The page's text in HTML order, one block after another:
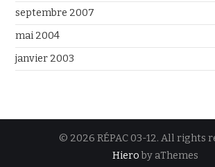
septembre 2007
mai 2004
janvier 2003
© 2026 RÉPAC 03-12. All rights
Hieroby aThemes